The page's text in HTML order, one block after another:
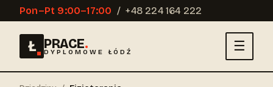
Pon–Pt 9:00–17:00 /+48 224 164 222
Ł PRACE.
DYPLOMOWE ŁÓDŹ ☰